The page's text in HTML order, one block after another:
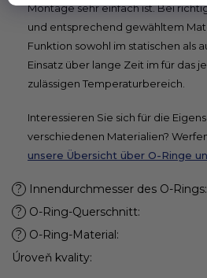
Montage sehr einfach ist. Bei
und entsprechend gewähltem
Funktion sowohl im statischen als
Einsatz über lange Zeit im für das
zulässigen Temperaturbereich.
Interessieren Sie sich für die
verschiedenen Materialien?
unsere Übersicht über O-Ringe
? Innendurchmesser des O-Rings:
?
O-Ring-Querschnitt:
?
O-Ring-Material:
Úroveň kvality: